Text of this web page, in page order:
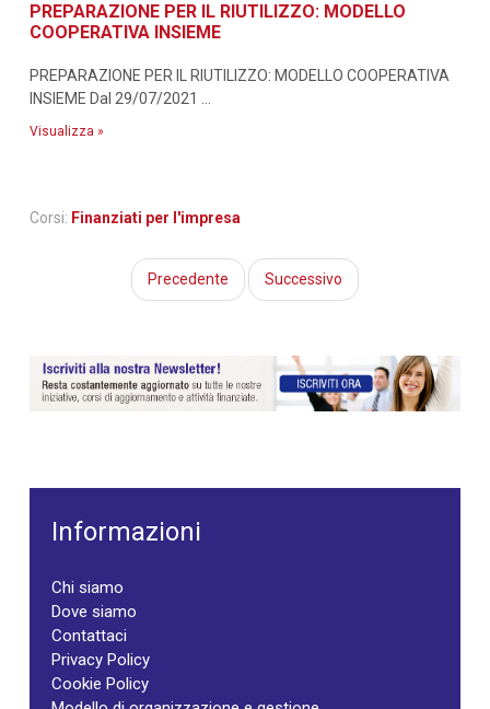
PREPARAZIONE PER IL RIUTILIZZO: MODELLO
COOPERATIVA INSIEME
PREPARAZIONE PER IL RIUTILIZZO: MODELLO COOPERATIVA
INSIEME Dal 29/07/2021 ...
Visualizza »
Corsi: Finanziati per l'impresa
Precedente Successivo
Informazioni
Chi siamo
Dove siamo
Contattaci
Privacy Policy
Cookie Policy